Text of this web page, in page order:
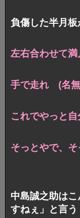
負傷した半月
左右合わせて
手で走れ (名
これでやっと
そっとやで、
中島誠之助は
すねぇ」と言う